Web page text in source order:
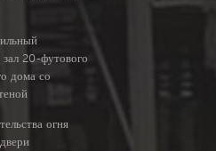
20-футового
дома со
огня